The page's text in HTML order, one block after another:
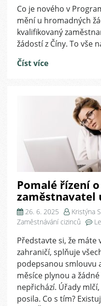
Co je nového v
mění u hromadných
kvalifikovaný
žádostí z Číny. To vše
Číst více
Pomalé řízení
zaměstnavatel
26. 6. 2025 Kristýna
Zaměstnávání cizinců
Představte si, že
zahraničí, splňuje
podepsanou smlouvu
měsíce plynou a
nepřichází. Úřady
posila. Co s tím?